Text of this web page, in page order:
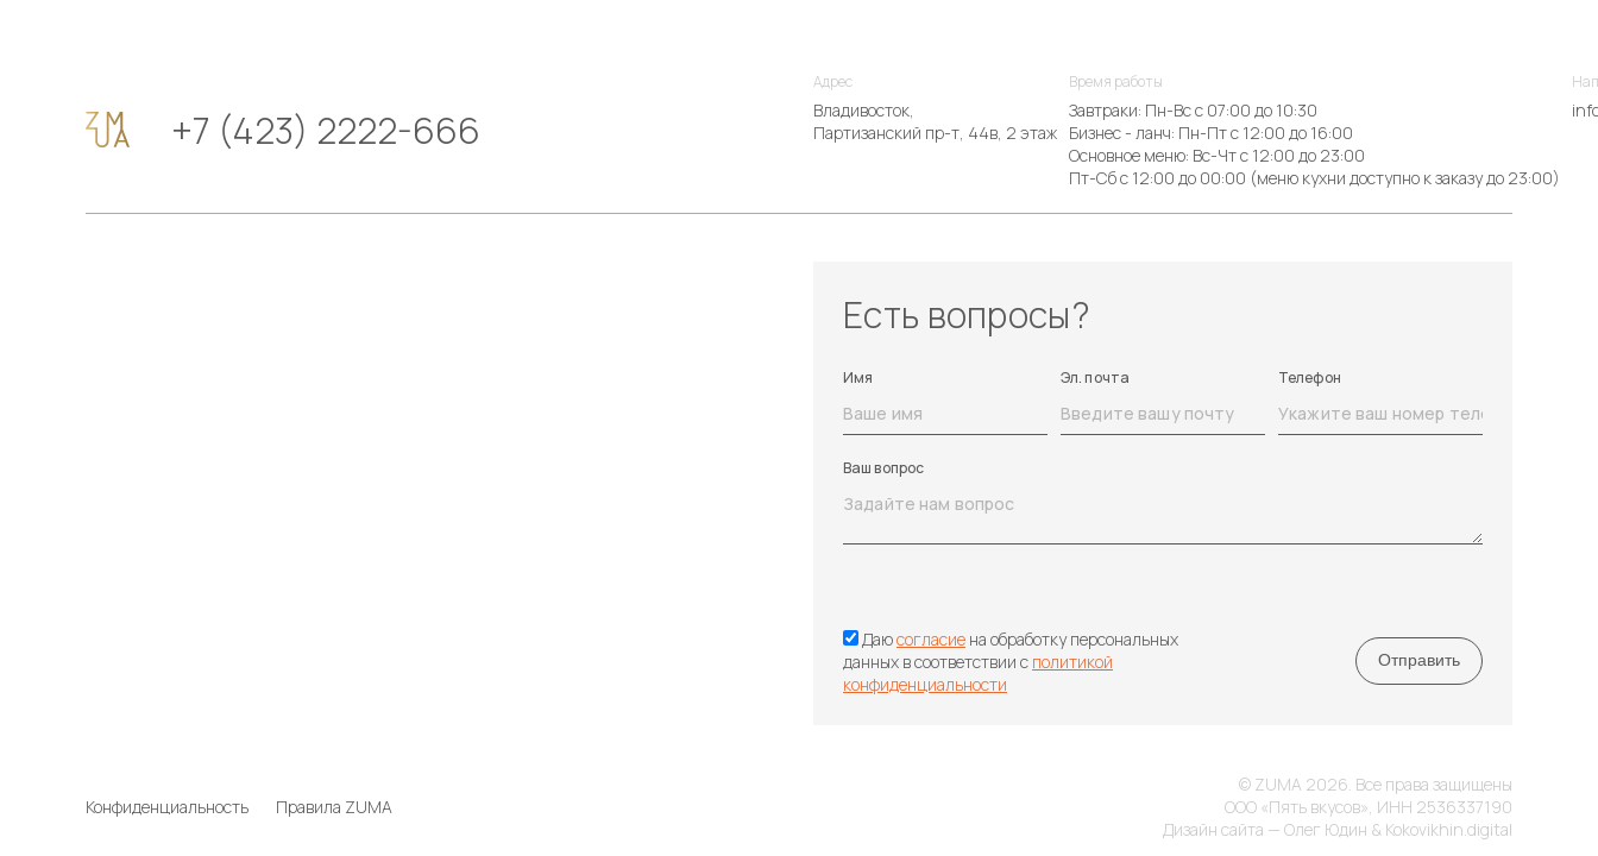
+7 (423) 2222-666
Адрес
Владивосток,
Партизанский пр-т, 44в, 2 этаж
Время работы
Завтраки: Пн-Вс с 07:00 до 10:30
Бизнес - ланч: Пн-Пт с 12:00 до 16:00
Основное меню: Вс-Чт с 12:00 до 23:00
Пт-Сб с 12:00 до 00:00 (меню кухни доступно к заказу до 23:00)
Есть вопросы?
Имя Эл. почта Телефон
Ваш вопрос
Даюсогласие на обработку персональных
данных в соответствии с политикой
конфиденциальности
Конфиденциальность Правила ZUMA
© ZUMA 2026. Все права защищены
ООО «Пять вкусов», ИНН 2536337190
Дизайн сайта — Олег Юдин & Kokovikhin.digital